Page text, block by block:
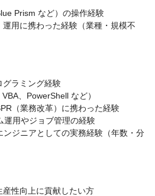
Prism など）の操作経験
運用に携わった経験（業種・規模不
グラミング経験
、PowerShell など）
（業務改革）に携わった経験
運用やジョブ管理の経験
ンジニアとしての実務経験（年数・分
産性向上に貢献したい方